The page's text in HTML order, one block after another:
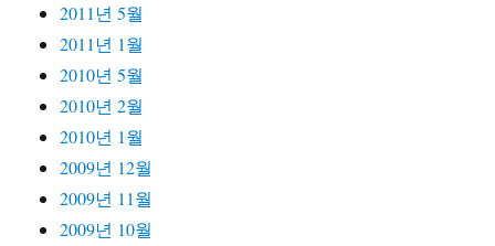
2011년 5월
2011년 1월
2010년 5월
2010년 2월
2010년 1월
2009년 12월
2009년 11월
2009년 10월